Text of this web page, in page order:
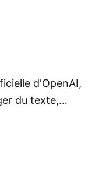
d’OpenAI,
du texte,